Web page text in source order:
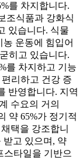
를 차지합니다.
조식품과 강화식
있습니다. 식물
운동에 힘입어
히고 있습니다.
를 차지하고 기능
리하고 건강 증
반영합니다. 지역
수요의 거의
약 65%가 정기적
택을 강조합니
받고 있으며, 약
스타일을 기반으